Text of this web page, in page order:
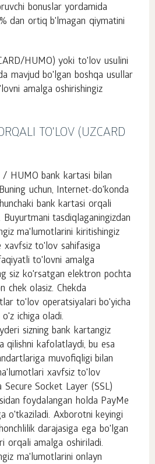
bonuslar yordamida
dan ortiq b'lmagan qiymatini
HUMO) yoki to'lov usulini
mavjud bo'lgan boshqa usullar
amalga oshirishingiz
TO'LOV (UZCARD
/ HUMO bank kartasi bilan
uchun, Internet-do'konda
bank kartasi orqali
tasdiqlaganingizdan
ma'lumotlarini kiritishingiz
xavfsiz to'lov sahifasiga
to'lovni amalga
siz ko'rsatgan elektron pochta
chek olasiz. Chekda
to'lov operatsiyalari bo'yicha
ichiga oladi.
sizning bank kartangiz
qilishni kafolatlaydi, bu esa
muvofiqligi bilan
xavfsiz to'lov
Socket Layer (SSL)
foydalangan holda PayMe
o'tkaziladi. Axborotni keyingi
darajasiga ega bo'lgan
orqali amalga oshiriladi.
ma'lumotlarini onlayn